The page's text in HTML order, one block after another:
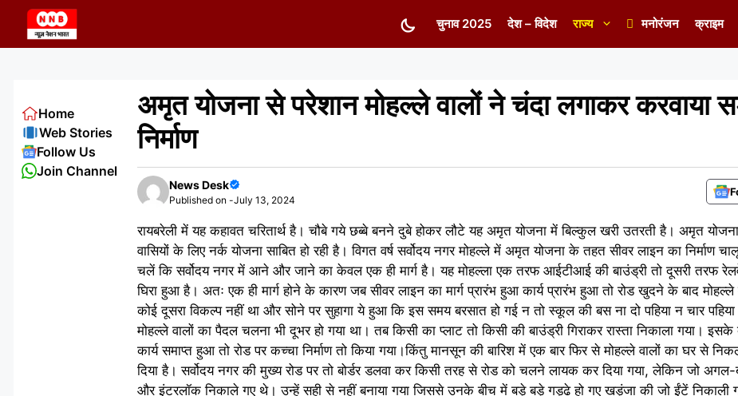
content
चुनाव 2025 देश – विदेश राज्य मनोरंजन क्राइम
अमृत योजना से परेशान मोहल्ले वालों ने चंदा लगाकर करवाया
निर्माण
News Desk
Published on -July 13, 2024
रायबरेली में यह कहावत चरितार्थ है। चौबे गये छब्बे बनने दुबे होकर लौटे यह अमृत योजना में बिल्कुल खरी उतरती है। अमृत योजना
वासियों के लिए नर्क योजना साबित हो रही है। विगत वर्ष सर्वोदय नगर मोहल्ले में अमृत योजना के तहत सीवर लाइन का निर्माण
चलें कि सर्वोदय नगर में आने और जाने का केवल एक ही मार्ग है। यह मोहल्ला एक तरफ आईटीआई की बाउंड्री तो दूसरी तरफ
घिरा हुआ है। अतः एक ही मार्ग होने के कारण जब सीवर लाइन का मार्ग प्रारंभ हुआ कार्य प्रारंभ हुआ तो रोड खुदने के बाद मोहल्ले
कोई दूसरा विकल्प नहीं था और सोने पर सुहागा ये हुआ कि इस समय बरसात हो गई न तो स्कूल की बस ना दो पहिया न चार
मोहल्ले वालों का पैदल चलना भी दूभर हो गया था। तब किसी का प्लाट तो किसी की बाउंड्री गिराकर रास्ता निकाला गया।
कार्य समाप्त हुआ तो रोड पर कच्चा निर्माण तो किया गया।किंतु मानसून की बारिश में एक बार फिर से मोहल्ले वालों का घर से
दिया है। सर्वोदय नगर की मुख्य रोड पर तो बोर्डर डलवा कर किसी तरह से रोड को चलने लायक कर दिया गया, लेकिन जो
और इंटरलॉक निकाले गए थे। उन्हें सही से नहीं बनाया गया जिससे उनके बीच में बड़े बड़े गड्ढे हो गए खड़ंजा की जो ईंटें निकाली
Home
Web Stories
Follow Us
Join Channel